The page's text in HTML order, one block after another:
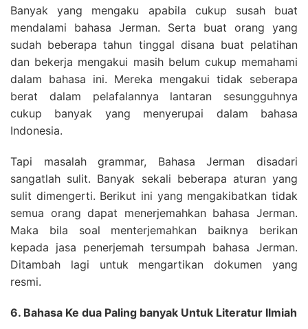
Banyak yang mengaku apabila cukup susah buat
mendalami bahasa Jerman. Serta buat orang yang
sudah beberapa tahun tinggal disana buat pelatihan
dan bekerja mengakui masih belum cukup memahami
dalam bahasa ini. Mereka mengakui tidak seberapa
berat dalam pelafalannya lantaran sesungguhnya
cukup banyak yang menyerupai dalam bahasa
Indonesia.
Tapi masalah grammar, Bahasa Jerman disadari
sangatlah sulit. Banyak sekali beberapa aturan yang
sulit dimengerti. Berikut ini yang mengakibatkan tidak
semua orang dapat menerjemahkan bahasa Jerman.
Maka bila soal menterjemahkan baiknya berikan
kepada jasa penerjemah tersumpah bahasa Jerman.
Ditambah lagi untuk mengartikan dokumen yang
resmi.
6. Bahasa Ke dua Paling banyak Untuk Literatur Ilmiah